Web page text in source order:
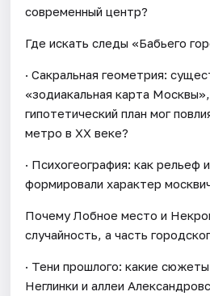
современный центр?
Где искать следы «Бабьего
· Сакральная геометрия:
«зодиакальная карта
гипотетический план мог
метро в XX веке?
· Психогеография: как рельеф
формировали характер
Почему Лобное место и
случайность, а часть
· Тени прошлого: какие
Неглинки и аллеи